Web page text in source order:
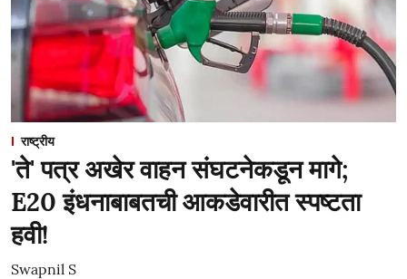
राष्ट्रीय
'ते' पत्र अखेर वाहन संघटनेकडून मागे;
E20 इंधनाबाबतची आकडेवारीत स्पष्टता
हवी!
Swapnil S